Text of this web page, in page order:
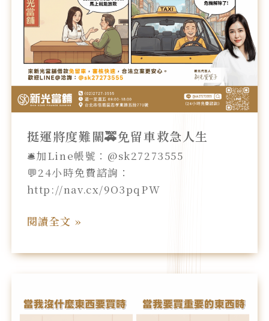
挺運將度難關🚕免留車救急人生
🛎️加Line帳號：@sk27273555
💬24小時免費諮詢：
http://nav.cx/9O3pqPW
留
車
救
急
人
生
閱讀全文 »
我
沒